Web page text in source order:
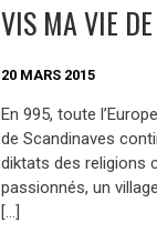
VIS MA VIE
20 MARS 2015
En 995, toute
de Scandinaves
diktats des religions
passionnés, un
[…]